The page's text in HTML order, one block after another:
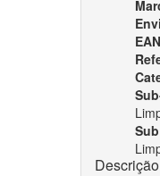
Descrição